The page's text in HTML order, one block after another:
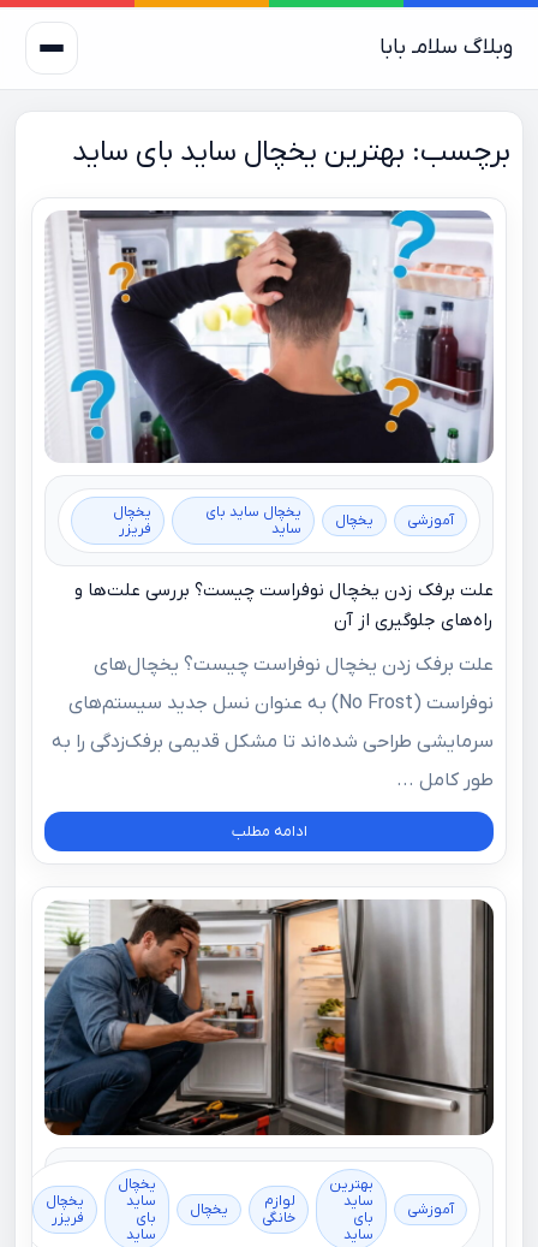
وبلاگ سلامـ بابا
برچسب: بهترین یخچال ساید بای ساید
آموزشی یخچال
یخچال ساید بای
ساید
یخچال
فریزر
علت برفک زدن یخچال نوفراست چیست؟ بررسی علت‌ها و
راه‌های جلوگیری از آن
علت برفک زدن یخچال نوفراست چیست؟ یخچال‌های
نوفراست (No Frost) به‌ عنوان نسل جدید سیستم‌های
سرمایشی طراحی شده‌اند تا مشکل قدیمی برفک‌زدگی را به‌
طور کامل ...
ادامه مطلب
آموزشی
بهترین
ساید
بای
ساید
لوازم
خانگی
یخچال
یخچال
ساید
بای
ساید
یخچال
فریزر